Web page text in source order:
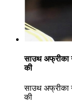
साउथ अफ्रीका
की
साउथ अफ्रीका
की